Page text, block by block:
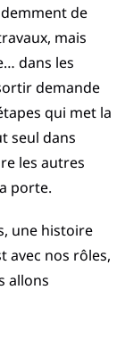
de
mais
dans les
demande
qui met la
seul dans
les autres
porte.
une histoire
avec nos rôles,
allons